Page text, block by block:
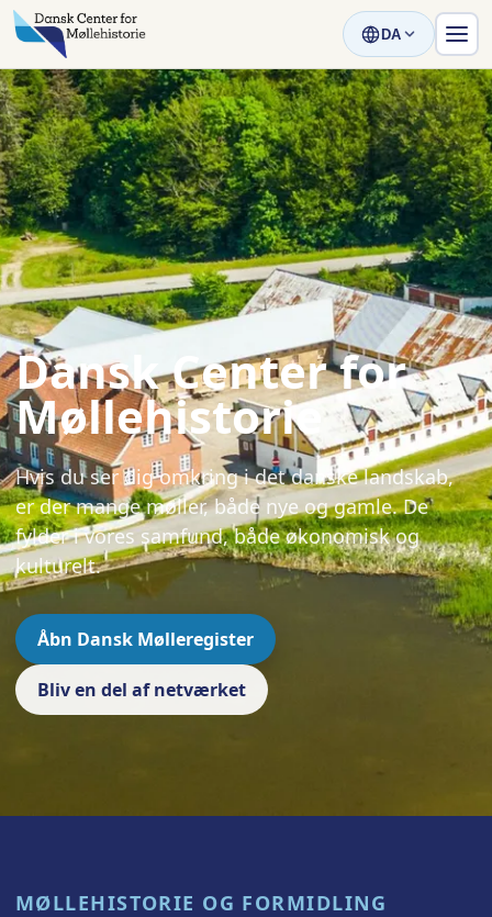
DA
Dansk Center for
Møllehistorie
Hvis du ser dig omkring i det danske landskab,
er der mange møller, både nye og gamle. De
fylder i vores samfund, både økonomisk og
kulturelt.
Åbn Dansk Mølleregister
Bliv en del af netværket
MØLLEHISTORIE OG FORMIDLING